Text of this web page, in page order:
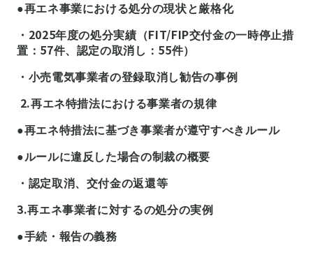
●再エネ事業における処分の現状と厳格化
・2025年度の処分実績（FIT/FIP交付金の一時停止措
置：57件、認定の取消し：55件）
・小売電気事業者の登録取消し勧告の事例
2.再エネ特措法における事業者の規律
●再エネ特措法に基づき事業者が遵守すべきルール
●ルールに違反した場合の制裁の概要
・認定取消、交付金の返還等
3.再エネ事業者に対するの処分の実例
●手続・報告の義務